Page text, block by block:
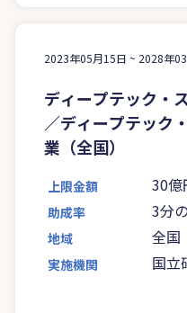
2023年05月15日 ~ 2028年
ディープテック・
／ディープテック
業（全国）
上限金額 30億
助成率 3分
地域 全国
実施機関
国立